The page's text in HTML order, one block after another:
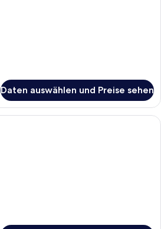
Daten auswählen und Preise sehen
Ein Hotelzimmer mit einem großen